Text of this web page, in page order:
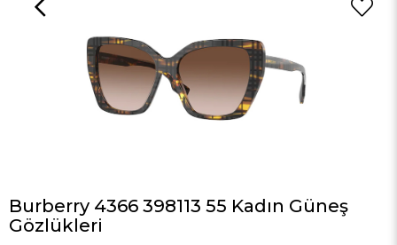
Burberry 4366 398113 55 Kadın Güneş
Gözlükleri